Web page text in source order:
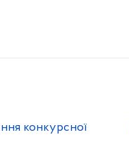
конкурсної